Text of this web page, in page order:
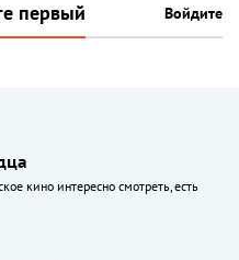
первый Войдите
кино интересно смотреть, есть